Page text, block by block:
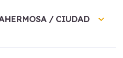
/ CIUDAD
keyboard_arrow_down